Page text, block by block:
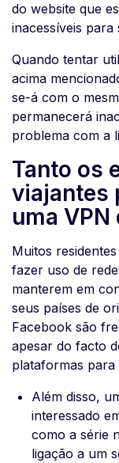
do website que
inacessíveis para
Quando tentar
acima
se-á com o
permanecerá
problema com a
Tanto os
viajantes
uma
Muitos
fazer uso de
manterem em
seus países de
Facebook são
apesar do facto
plataformas
Além disso,
interessado
como a série
ligação a um